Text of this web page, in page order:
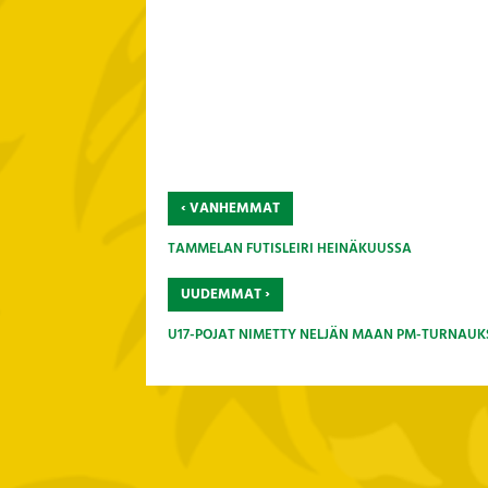
‹VANHEMMAT
TAMMELAN FUTISLEIRI HEINÄKUUSSA
UUDEMMAT›
U17-POJAT NIMETTY NELJÄN MAAN PM-